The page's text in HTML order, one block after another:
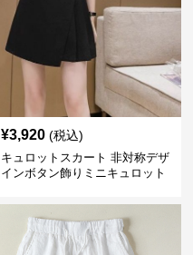
¥3,920 (税込)
キュロットスカート 非対称デザ
インボタン飾りミニキュロット